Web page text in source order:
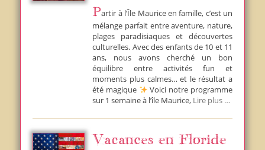
Partir à l’Île Maurice en famille, c’est un
mélange parfait entre aventure, nature,
plages paradisiaques et découvertes
culturelles. Avec des enfants de 10 et 11
ans, nous avons cherché un bon
équilibre entre activités fun et
moments plus calmes… et le résultat a
été magique
Voici notre programme
sur 1 semaine à l’île Maurice, Lire plus …
Vacances en Floride